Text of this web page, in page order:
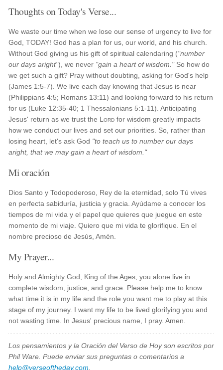
Thoughts on Today's Verse...
We waste our time when we lose our sense of urgency to live for
God, TODAY! God has a plan for us, our world, and his church.
Without God giving us his gift of spiritual calendaring ("number
our days aright"), we never "gain a heart of wisdom."So how do
we get such a gift? Pray without doubting, asking for God's help
(James 1:5-7). We live each day knowing that Jesus is near
(Philippians 4:5; Romans 13:11) and looking forward to his return
for us (Luke 12:35-40; 1 Thessalonians 5:1-11). Anticipating
Jesus' return as we trust the Lord for wisdom greatly impacts
how we conduct our lives and set our priorities. So, rather than
losing heart, let's ask God "to teach us to number our days
aright, that we may gain a heart of wisdom."
Mi oración
Dios Santo y Todopoderoso, Rey de la eternidad, solo Tú vives
en perfecta sabiduría, justicia y gracia. Ayúdame a conocer los
tiempos de mi vida y el papel que quieres que juegue en este
momento de mi viaje. Quiero que mi vida te glorifique. En el
nombre precioso de Jesús, Amén.
My Prayer...
Holy and Almighty God, King of the Ages, you alone live in
complete wisdom, justice, and grace. Please help me to know
what time it is in my life and the role you want me to play at this
stage of my journey. I want my life to be lived glorifying you and
not wasting time. In Jesus' precious name, I pray. Amen.
Los pensamientos y la Oración del Verso de Hoy son escritos por
Phil Ware. Puede enviar sus preguntas o comentarios a
help@verseoftheday.com